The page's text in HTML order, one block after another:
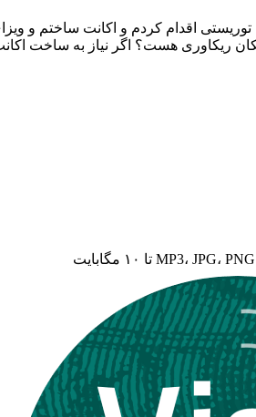
اقدام کردم و اکانت ساختم و
ریکاوری هست؟ اگر نیاز به ساخت